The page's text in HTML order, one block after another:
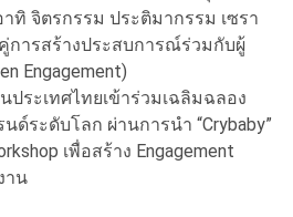
ทิ จิตรกรรม ประติมากรรม เซรา
การสร้างประสบการณ์ร่วมกับผู้
Engagement)
ระเทศไทยเข้าร่วมเฉลิมฉลอง
ด์ระดับโลก ผ่านการนำ “Crybaby”
เพื่อสร้าง Engagement
าน